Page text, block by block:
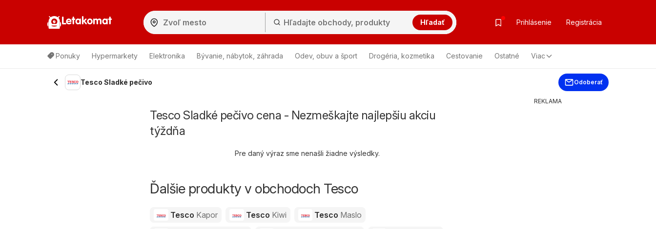
Letakomat Hľadať Prihlásenie Registrácia
Ponuky Hypermarkety Elektronika Bývanie, nábytok, záhrada Odev, obuv a šport Drogéria, kozmetika Cestovanie Ostatné Viac
Tesco Sladké pečivo Odoberať
Tesco Sladké pečivo cena - Nezmeškajte najlepšiu akciu
týždňa
Pre daný výraz sme nenašli žiadne výsledky.
Ďalšie produkty v obchodoch Tesco
Tesco Kapor Tesco Kiwi Tesco Maslo
REKLAMA